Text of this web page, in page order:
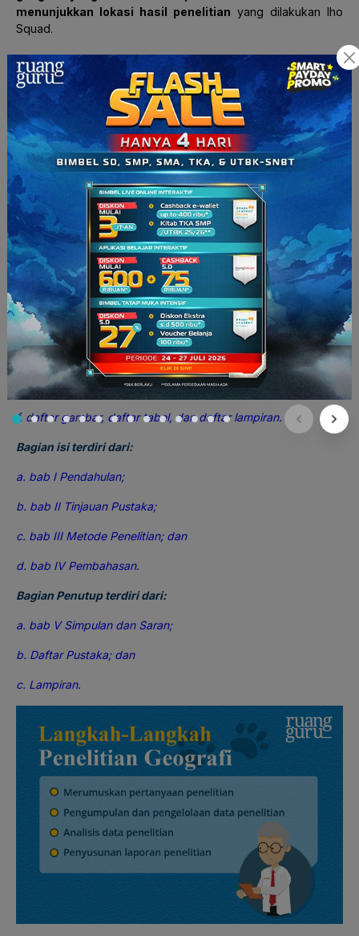
menunjukkan lokasi hasil penelitian yang dilakukan lho
Squad.
Membuat Laporan Penelitian
Analisis data? Sudah selesai. Sekarang saatnya membuat la
poran penelitian. Bisa kan ya? Gampang kok. Laporan
penelitian kan cuma terbagi menjadi bagian utama, pembuka,
isi, penutup.
Nah, yang akan diinfokan disini ialah anggota dari masing-
masing bagian tadi.
Bagian pembuka terdiri dari:
a. halaman judul penelitian;
b. halaman pengesahan;
c. kata pengantar;
d. abstrak;
e. daftar isi;
f. daftar gambar, daftar tabel, dan daftar lampiran.
Bagian isi terdiri dari:
a. bab I Pendahulan;
b. bab II Tinjauan Pustaka;
c. bab III Metode Penelitian; dan
d. bab IV Pembahasan.
Bagian Penutup terdiri dari:
a. bab V Simpulan dan Saran;
b. Daftar Pustaka; dan
c. Lampiran.